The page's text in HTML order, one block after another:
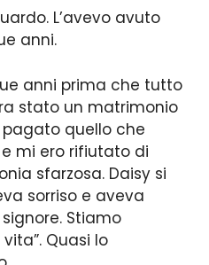
L’avevo avuto
anni.
anni prima che tutto
stato un matrimonio
quello che
mi ero rifiutato di
sfarzosa. Daisy si
sorriso e aveva
Stiamo
Quasi lo